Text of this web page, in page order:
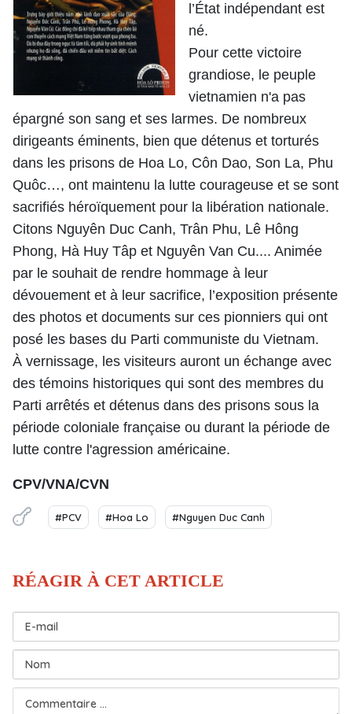
l’État indépendant est
né.
Pour cette victoire
grandiose, le peuple
vietnamien n'a pas
épargné son sang et ses larmes. De nombreux
dirigeants éminents, bien que détenus et torturés
dans les prisons de Hoa Lo, Côn Dao, Son La, Phu
Quôc…, ont maintenu la lutte courageuse et se sont
sacrifiés héroïquement pour la libération nationale.
Citons Nguyên Duc Canh, Trân Phu, Lê Hông
Phong, Hà Huy Tâp et Nguyên Van Cu.... Animée
par le souhait de rendre hommage à leur
dévouement et à leur sacrifice, l’exposition présente
des photos et documents sur ces pionniers qui ont
posé les bases du Parti communiste du Vietnam.
À vernissage, les visiteurs auront un échange avec
des témoins historiques qui sont des membres du
Parti arrêtés et détenus dans des prisons sous la
période coloniale française ou durant la période de
lutte contre l'agression américaine.
CPV/VNA/CVN
#PCV #Hoa Lo #Nguyen Duc Canh